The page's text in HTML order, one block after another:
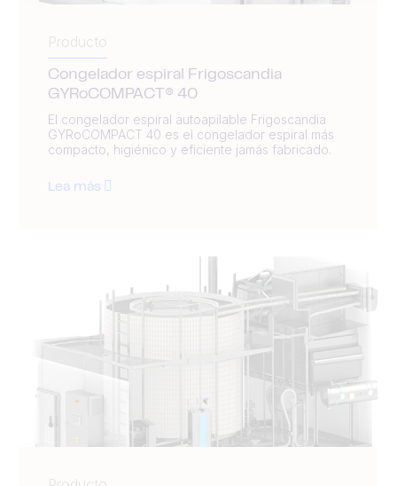
Producto
Congelador espiral Frigoscandia
GYRoCOMPACT® 40
El congelador espiral autoapilable Frigoscandia
GYRoCOMPACT 40 es el congelador espiral más
compacto, higiénico y eficiente jamás fabricado.
Lea más